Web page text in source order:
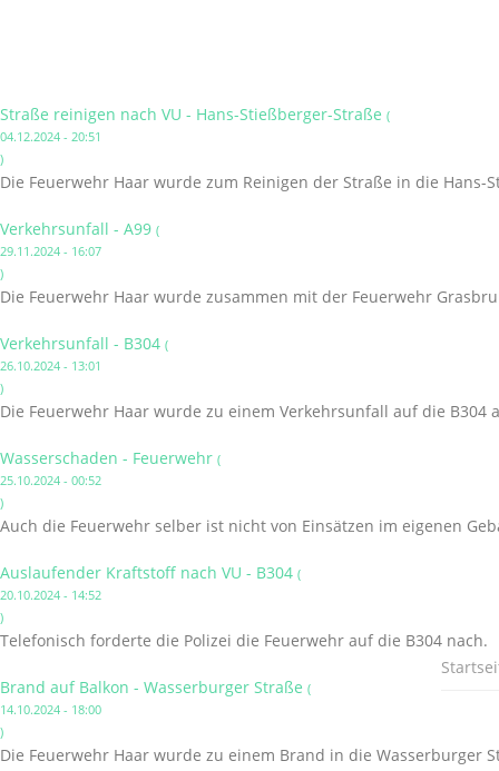
Straße reinigen nach VU - Hans-Stießberger-Straße (
04.12.2024 - 20:51
)
Die Feuerwehr Haar wurde zum Reinigen der Straße in die Hans-
Verkehrsunfall - A99 (
29.11.2024 - 16:07
)
Die Feuerwehr Haar wurde zusammen mit der Feuerwehr
Verkehrsunfall - B304 (
26.10.2024 - 13:01
)
Die Feuerwehr Haar wurde zu einem Verkehrsunfall auf die B304
Wasserschaden - Feuerwehr (
25.10.2024 - 00:52
)
Auch die Feuerwehr selber ist nicht von Einsätzen im eigenen
Auslaufender Kraftstoff nach VU - B304 (
20.10.2024 - 14:52
)
Telefonisch forderte die Polizei die Feuerwehr auf die B304 nach.
Brand auf Balkon - Wasserburger Straße (
14.10.2024 - 18:00
)
Die Feuerwehr Haar wurde zu einem Brand in die Wasserburger